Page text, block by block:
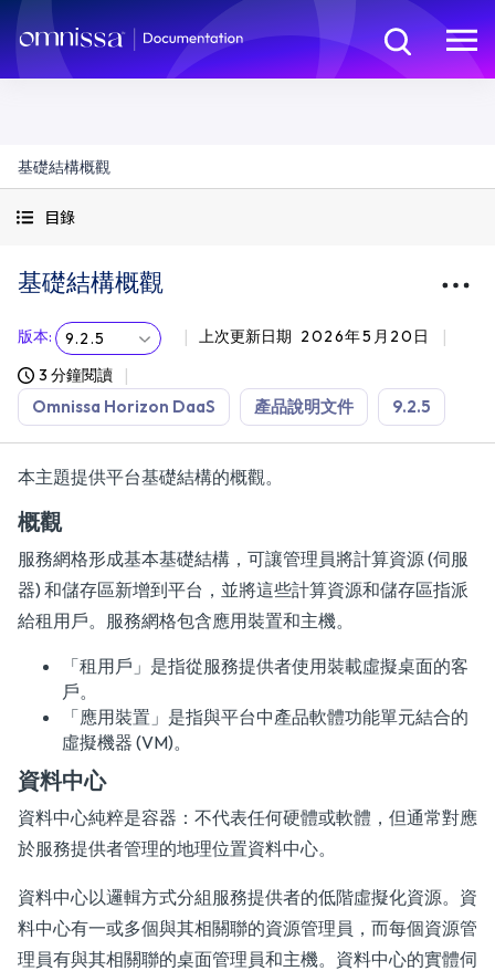
基礎結構概觀
目錄
基礎結構概觀
版本: 9.2.5 上次更新日期 2026年5月20日
3 分鐘閱讀
Omnissa Horizon DaaS 產品說明文件 9.2.5
本主題提供平台基礎結構的概觀。
概觀
服務網格形成基本基礎結構，可讓管理員將計算資源 (伺服
器) 和儲存區新增到平台，並將這些計算資源和儲存區指派
給租用戶。服務網格包含應用裝置和主機。
「租用戶」是指從服務提供者使用裝載虛擬桌面的客
戶。
「應用裝置」是指與平台中產品軟體功能單元結合的
虛擬機器 (VM)。
資料中心
資料中心純粹是容器：不代表任何硬體或軟體，但通常對應
於服務提供者管理的地理位置資料中心。
資料中心以邏輯方式分組服務提供者的低階虛擬化資源。資
料中心有一或多個與其相關聯的資源管理員，而每個資源管
理員有與其相關聯的桌面管理員和主機。資料中心的實體伺